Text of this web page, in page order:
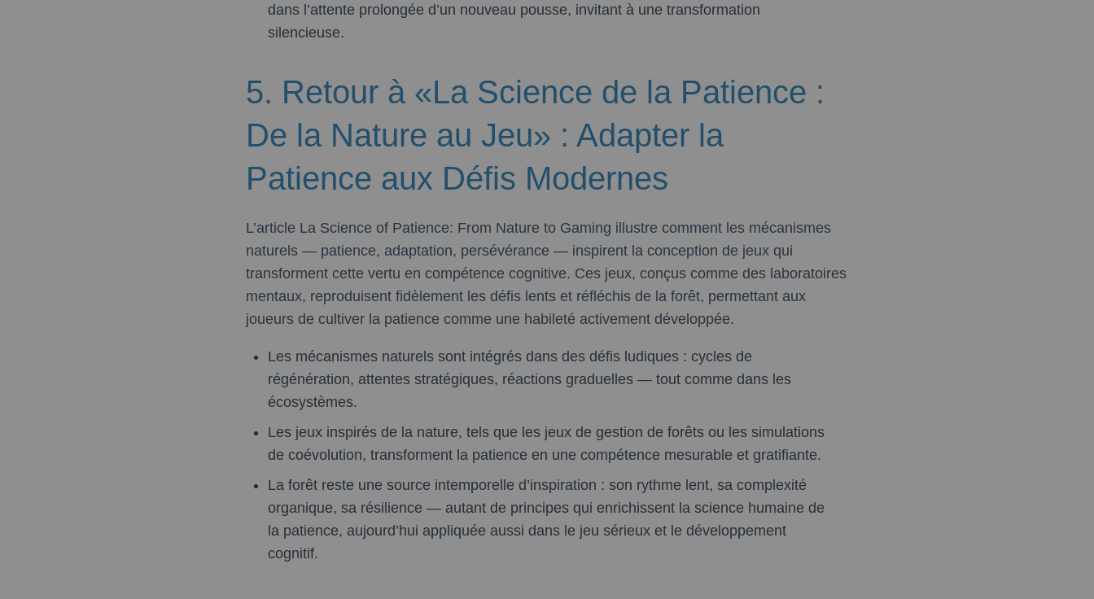
dans l’attente prolongée d’un nouveau pousse, invitant à une transformation
silencieuse.
5. Retour à «La Science de la Patience :
De la Nature au Jeu» : Adapter la
Patience aux Défis Modernes
L’article La Science of Patience: From Nature to Gaming illustre comment les mécanismes
naturels — patience, adaptation, persévérance — inspirent la conception de jeux qui
transforment cette vertu en compétence cognitive. Ces jeux, conçus comme des laboratoires
mentaux, reproduisent fidèlement les défis lents et réfléchis de la forêt, permettant aux
joueurs de cultiver la patience comme une habileté activement développée.
Les mécanismes naturels sont intégrés dans des défis ludiques : cycles de
régénération, attentes stratégiques, réactions graduelles — tout comme dans les
écosystèmes.
Les jeux inspirés de la nature, tels que les jeux de gestion de forêts ou les simulations
de coévolution, transforment la patience en une compétence mesurable et gratifiante.
La forêt reste une source intemporelle d’inspiration : son rythme lent, sa complexité
organique, sa résilience — autant de principes qui enrichissent la science humaine de
la patience, aujourd’hui appliquée aussi dans le jeu sérieux et le développement
cognitif.